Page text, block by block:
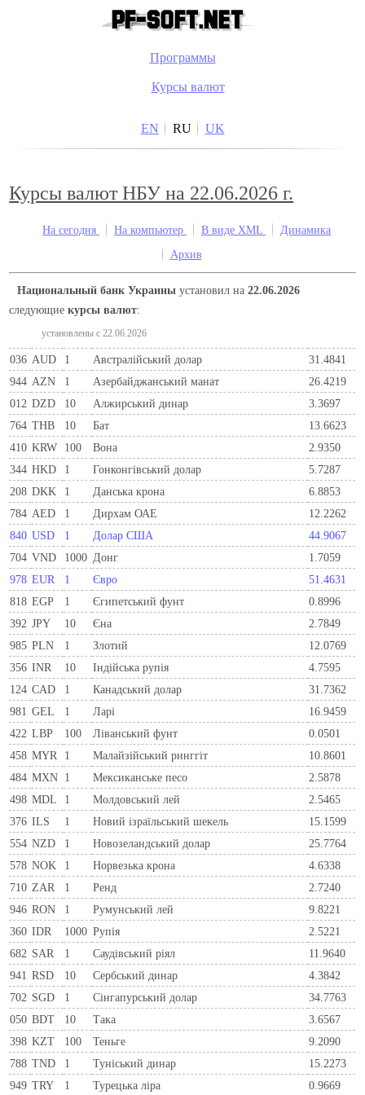
Программы
Курсы валют
EN RU UK
Курсы валют НБУ на 22.06.2026 г.
На сегодня На компьютер В виде XML
Динамика
Архив
Национальный банк Украины установил на22.06.2026
следующиекурсы валют:
установлены c 22.06.2026
036 AUD 1 Австралійський долар
31.4841
944 AZN 1 Азербайджанський манат
26.4219
012 DZD 10 Алжирський динар
3.3697
764 THB 10 Бат
13.6623
410 KRW 100 Вона
2.9350
344 HKD 1 Гонконгівський долар
5.7287
208 DKK 1 Данська крона
6.8853
784 AED 1 Дирхам ОАЕ
12.2262
840 USD 1 Долар США
44.9067
704 VND 1000 Донг
1.7059
978 EUR 1 Євро
51.4631
818 EGP 1 Єгипетський фунт
0.8996
392 JPY 10 Єна
2.7849
985 PLN 1 Злотий
12.0769
356 INR 10 Індійська рупія
4.7595
124 CAD 1 Канадський долар
31.7362
981 GEL 1 Ларi
16.9459
422 LBP 100 Ліванський фунт
0.0501
458 MYR 1 Малайзійський ринггіт
10.8601
484 MXN 1 Мексиканське песо
2.5878
498 MDL 1 Молдовський лей
2.5465
376 ILS 1 Новий ізраїльський шекель
15.1599
554 NZD 1 Новозеландський долар
25.7764
578 NOK 1 Норвезька крона
4.6338
710 ZAR 1 Ренд
2.7240
946 RON 1 Румунський лей
9.8221
360 IDR 1000 Рупія
2.5221
682 SAR 1 Саудівський ріял
11.9640
941 RSD 10 Сербський динар
4.3842
702 SGD 1 Сінгапурський долар
34.7763
050 BDT 10 Така
3.6567
398 KZT 100 Теньге
9.2090
788 TND 1 Туніський динар
15.2273
949 TRY 1 Турецька ліра 0.9669